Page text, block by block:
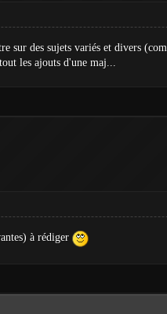
sur des sujets variés et divers
les ajouts d'une maj...
à rédiger